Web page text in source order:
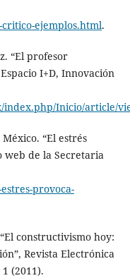
ejemplos.html.
“El profesor
I+D, Innovación
index.php/Inicio/article/
“El estrés
web de la Secretaria
provoca-
constructivismo hoy:
Revista Electrónica
(2011).